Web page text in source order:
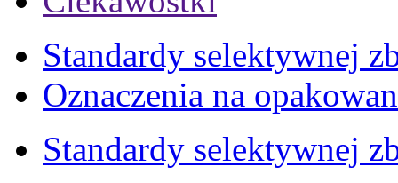
Standardy selektywnej
Oznaczenia na
Standardy selektywnej